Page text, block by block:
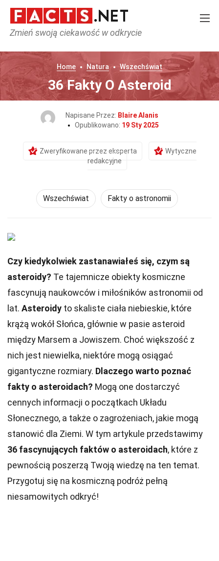
Zmień swoją ciekawość w odkrycie
Home Natura Wszechświat
36 Fakty O Asteroid
Napisane Przez: Blaire Alanis
Opublikowano: 19 Sty 2025
Zweryfikowane przez eksperta
Wytyczne
redakcyjne
Wszechświat Fakty o astronomii
Czy kiedykolwiek zastanawiałeś się, czym są
asteroidy? Te tajemnicze obiekty kosmiczne
fascynują naukowców i miłośników astronomii od
lat. Asteroidy to skaliste ciała niebieskie, które
krążą wokół Słońca, głównie w pasie asteroid
między Marsem a Jowiszem. Choć większość z
nich jest niewielka, niektóre mogą osiągać
gigantyczne rozmiary. Dlaczego warto poznać
fakty o asteroidach? Mogą one dostarczyć
cennych informacji o początkach Układu
Słonecznego, a także o zagrożeniach, jakie mogą
stanowić dla Ziemi. W tym artykule przedstawimy
36 fascynujących faktów o asteroidach, które z
pewnością poszerzą Twoją wiedzę na ten temat.
Przygotuj się na kosmiczną podróż pełną
niesamowitych odkryć!